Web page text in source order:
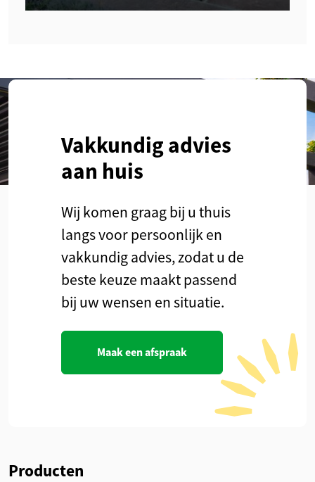
Vakkundig advies
aan huis
Wij komen graag bij u thuis
langs voor persoonlijk en
vakkundig advies, zodat u de
beste keuze maakt passend
bij uw wensen en situatie.
Maak een afspraak
Producten